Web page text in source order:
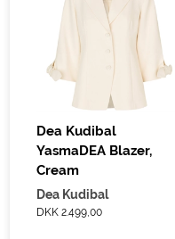
Dea Kudibal
YasmaDEA Blazer,
Cream
Dea Kudibal
DKK 2.499,00